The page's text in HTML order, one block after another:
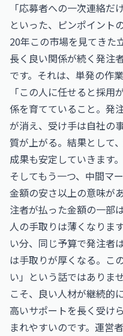
「応募者への一次連絡だ
といった、ピンポイント
20年この市場を見てきた
長く良い関係が続く発注
です。それは、単発の作
「この人に任せると採用
係を育てていること。発
が消え、受け手は自社の
質が上がる。結果として
成果も安定していきます。
そしてもう一つ、中間マ
金額の安さ以上の意味が
注者が払った金額の一部
人の手取りは薄くなりま
い分、同じ予算で発注者
は手取りが厚くなる。こ
い」という話ではありま
こそ、良い人材が継続的
高いサポートを長く受け
まれやすいのです。運営